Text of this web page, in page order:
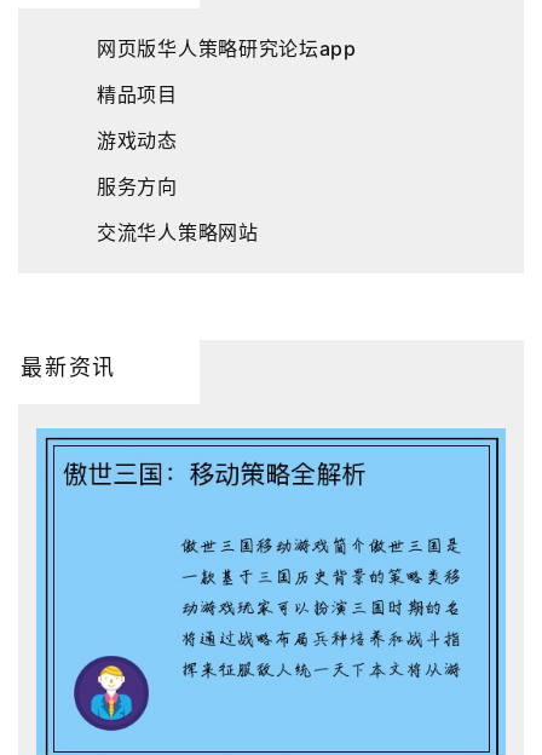
网页版华人策略研究论坛app
精品项目
游戏动态
服务方向
交流华人策略网站
最新资讯